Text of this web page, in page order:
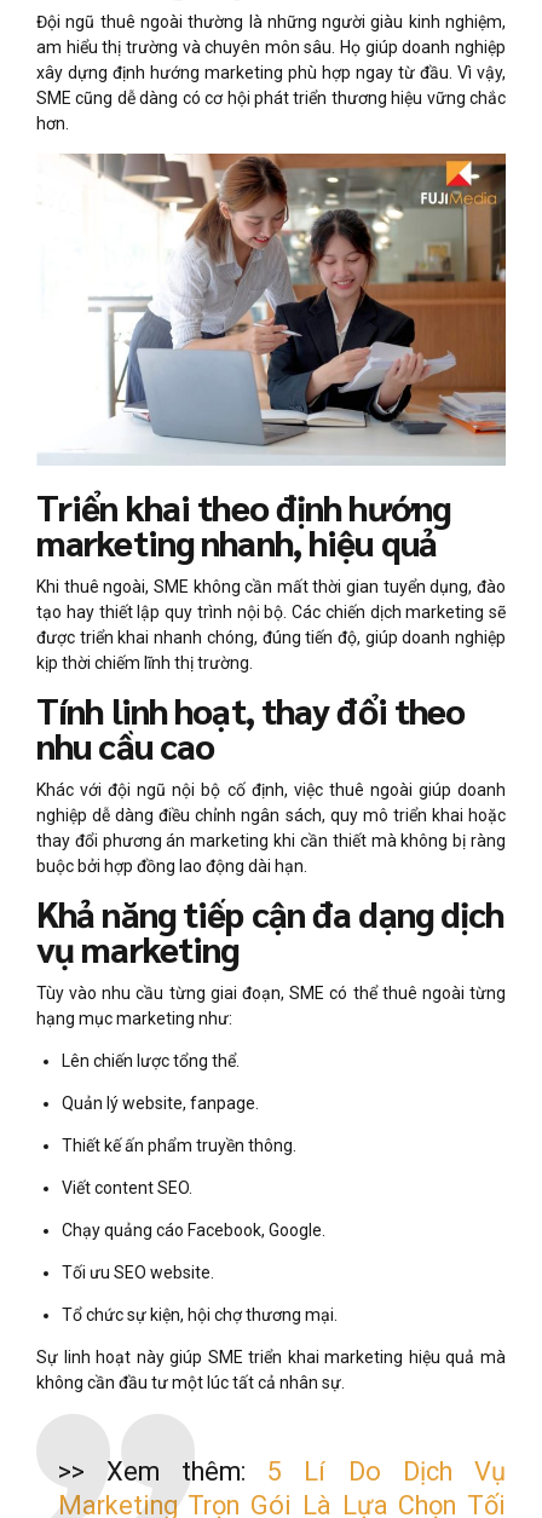
Đội ngũ thuê ngoài thường là những người giàu kinh nghiệm,
am hiểu thị trường và chuyên môn sâu. Họ giúp doanh nghiệp
xây dựng định hướng marketing phù hợp ngay từ đầu. Vì vậy,
SME cũng dễ dàng có cơ hội phát triển thương hiệu vững chắc
hơn.
Triển khai theo định hướng
marketing nhanh, hiệu quả
Khi thuê ngoài, SME không cần mất thời gian tuyển dụng, đào
tạo hay thiết lập quy trình nội bộ. Các chiến dịch marketing sẽ
được triển khai nhanh chóng, đúng tiến độ, giúp doanh nghiệp
kịp thời chiếm lĩnh thị trường.
Tính linh hoạt, thay đổi theo
nhu cầu cao
Khác với đội ngũ nội bộ cố định, việc thuê ngoài giúp doanh
nghiệp dễ dàng điều chỉnh ngân sách, quy mô triển khai hoặc
thay đổi phương án marketing khi cần thiết mà không bị ràng
buộc bởi hợp đồng lao động dài hạn.
Khả năng tiếp cận đa dạng dịch
vụ marketing
Tùy vào nhu cầu từng giai đoạn, SME có thể thuê ngoài từng
hạng mục marketing như:
Lên chiến lược tổng thể.
Quản lý website, fanpage.
Thiết kế ấn phẩm truyền thông.
Viết content SEO.
Chạy quảng cáo Facebook, Google.
Tối ưu SEO website.
Tổ chức sự kiện, hội chợ thương mại.
Sự linh hoạt này giúp SME triển khai marketing hiệu quả mà
không cần đầu tư một lúc tất cả nhân sự.
>> Xem thêm: 5 Lí Do Dịch Vụ
Marketing Trọn Gói Là Lựa Chọn Tối